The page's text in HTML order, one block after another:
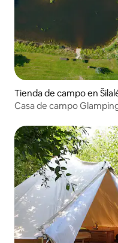
Tienda de campo en
Casa de campo